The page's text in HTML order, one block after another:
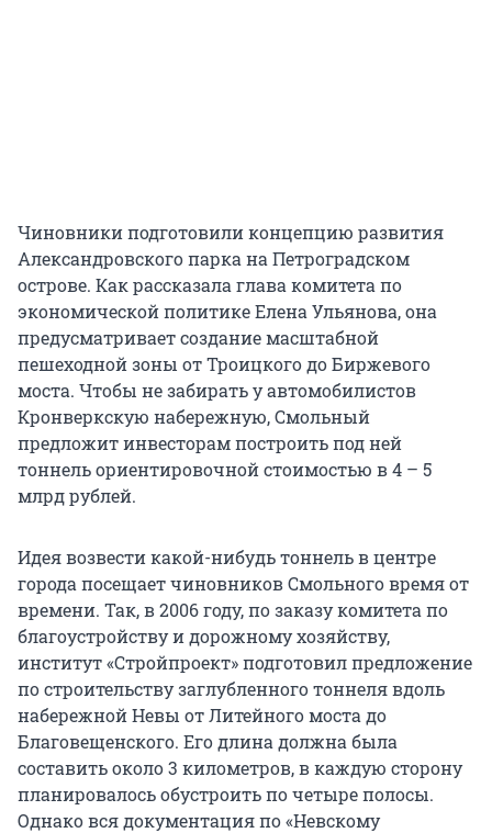
Чиновники подготовили концепцию развития
Александровского парка на Петроградском
острове. Как рассказала глава комитета по
экономической политике Елена Ульянова, она
предусматривает создание масштабной
пешеходной зоны от Троицкого до Биржевого
моста. Чтобы не забирать у автомобилистов
Кронверкскую набережную, Смольный
предложит инвесторам построить под ней
тоннель ориентировочной стоимостью в 4 – 5
млрд рублей.
Идея возвести какой-нибудь тоннель в центре
города посещает чиновников Смольного время от
времени. Так, в 2006 году, по заказу комитета по
благоустройству и дорожному хозяйству,
институт «Стройпроект» подготовил предложение
по строительству заглубленного тоннеля вдоль
набережной Невы от Литейного моста до
Благовещенского. Его длина должна была
составить около 3 километров, в каждую сторону
планировалось обустроить по четыре полосы.
Однако вся документация по «Невскому